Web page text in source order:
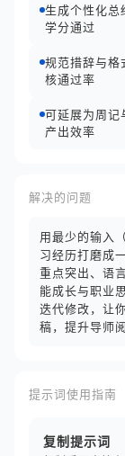
生成个性化总
学分通过
规范措辞与格
核通过率
可延展为周记
产出效率
解决的问题
用最少的输入
习经历打磨成
重点突出、语
能成长与职业
迭代修改，让
稿，提升导师
提示词使用指南
复制提示词